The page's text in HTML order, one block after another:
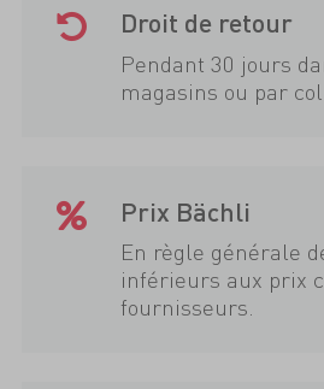
Droit de retour
Pendant 30 jours
magasins ou par
Prix Bächli
En règle générale
inférieurs aux prix
fournisseurs.